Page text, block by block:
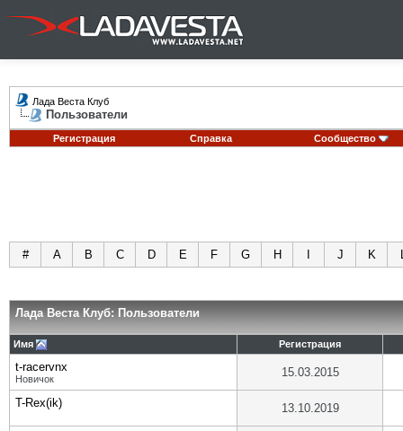
Лада Веста Клуб
Пользователи
Регистрация Справка Сообщество
# A B C D E F G H J K
Лада Веста Клуб: Пользователи
Имя Регистрация
t-racervnx
Новичок 15.03.2015
T-Rex(ik) 13.10.2019